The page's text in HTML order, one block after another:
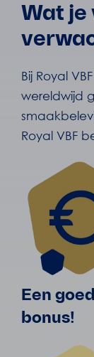
Wat je
Bij Royal
wereldwijd
Royal VBF
Een
bonus!